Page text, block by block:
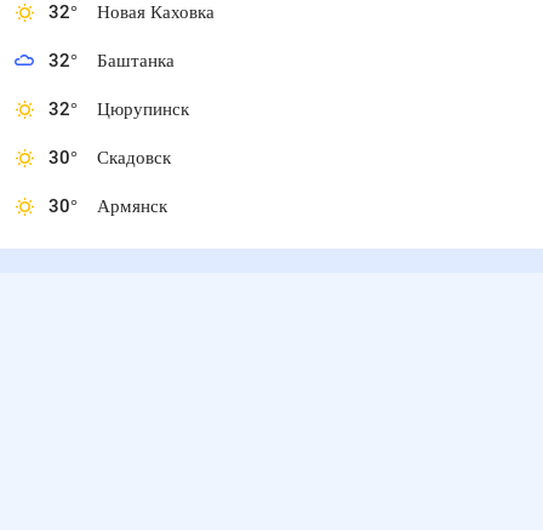
32° Новая Каховка
32° Баштанка
32° Цюрупинск
30° Скадовск
30° Армянск